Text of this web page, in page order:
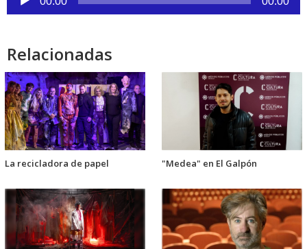
de
Relacionadas
La recicladora de papel "Medea" en El Galpón